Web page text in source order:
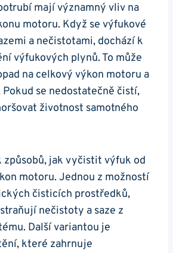
mají významný vliv na
motoru. ⁣Když ​se výfukové
a nečistotami, dochází k
výfukových plynů. To​ může
na‍ celkový ⁣výkon⁣ motoru a
se nedostatečně čistí,
životnost ‍samotného
⁢jak vyčistit výfuk od
motoru.‍ Jednou z možností
‍čisticích prostředků,
nečistoty a ⁢saze z
Další variantou‍ je
které⁢ zahrnuje